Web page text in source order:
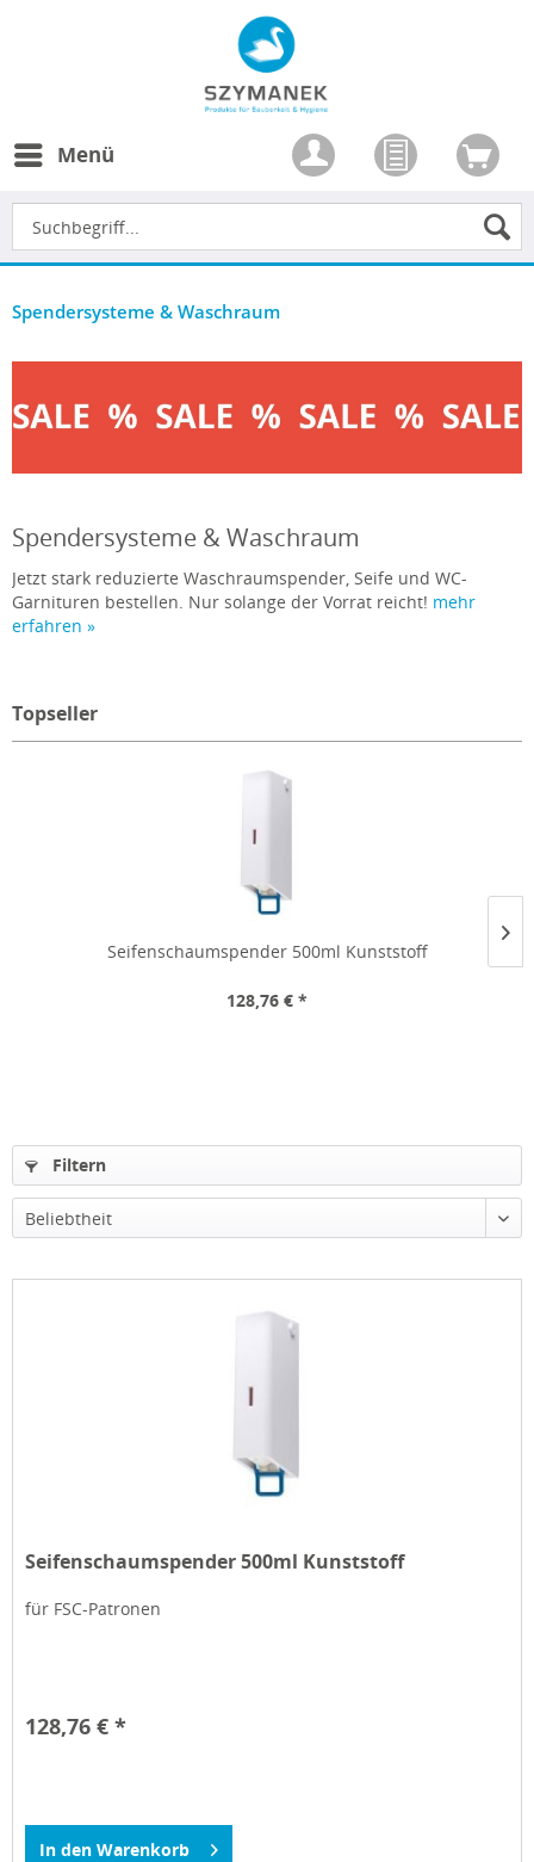
Menü
Spendersysteme & Waschraum
Spendersysteme & Waschraum
Jetzt stark reduzierte Waschraumspender, Seife und WC-
Garnituren bestellen. Nur solange der Vorrat reicht! mehr
erfahren »
Topseller
Seifenschaumspender 500ml Kunststoff
128,76 € *
Filtern
Beliebtheit
Seifenschaumspender 500ml Kunststoff
für FSC-Patronen
128,76 € *
In den Warenkorb